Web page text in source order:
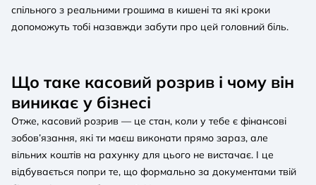
спільного з реальними грошима в кишені та які кроки
допоможуть тобі назавжди забути про цей головний біль.
Що таке касовий розрив і чому він
виникає у бізнесі
Отже, касовий розрив — це стан, коли у тебе є фінансові
зобов’язання, які ти маєш виконати прямо зараз, але
вільних коштів на рахунку для цього не вистачає. І це
відбувається попри те, що формально за документами твій